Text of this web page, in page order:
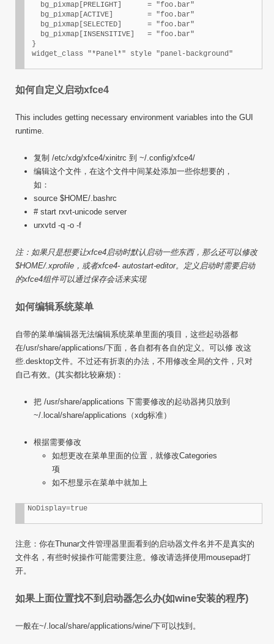
   bg_pixmap[PRELIGHT]      = "foo.bar"
   bg_pixmap[ACTIVE]        = "foo.bar"
   bg_pixmap[SELECTED]      = "foo.bar"
   bg_pixmap[INSENSITIVE]   = "foo.bar"
}
如何自定义启动xfce4
This includes getting necessary environment variables into the GUI
runtime.
复制 /etc/xdg/xfce4/xinitrc 到 ~/.config/xfce4/
编辑这个文件，在这个文件中间某处添加一些你想要的，
如：
source $HOME/.bashrc
# start rxvt-unicode server
urxvtd -q -o -f
注：如果只是想要让xfce4启动时默认启动一些东西，那么还可以修改
$HOME/.xprofile，或者xfce4- autostart-editor。定义启动时需要启动
的xfce4组件可以通过保存会话来实现
如何编辑系统菜单
自带的菜单编辑器无法编辑系统菜单里面的项目，这些起动器都
在/usr/share/applications/下面，各自都有各自的定义。可以修 改这
些.desktop文件。不过还有折衷的办法，不用修改全局的文件，只对
自己有效。(其实都比较麻烦)：
把 /usr/share/applications 下需要修改的起动器拷贝放到
~/.local/share/applications（xdg标准）
根据需要修改
如想更改在菜单里面的位置，就修改Categories
项
如不想显示在菜单中就加上
注意：你在Thunar文件管理器里面看到的启动器文件名并不是真实的
文件名，有些时候操作可能需要注意。修改请选择使用mousepad打
开。
如果上面位置找不到启动器怎么办(如wine安装的程序)
一般在~/.local/share/applications/wine/下可以找到。